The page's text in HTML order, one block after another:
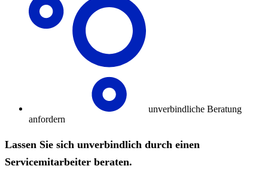
unverbindliche Beratung
anfordern
Lassen Sie sich unverbindlich durch einen
Servicemitarbeiter beraten.